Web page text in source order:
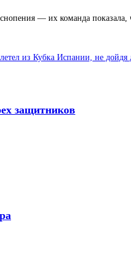
— их команда показала,
из Кубка Испании, не дойдя
защитников